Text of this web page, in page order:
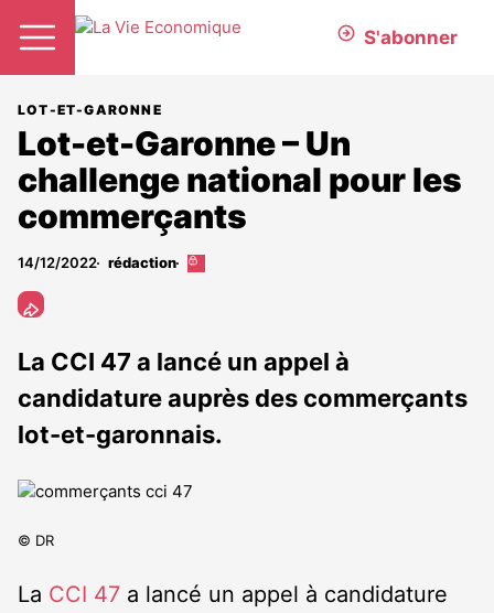
S'abonner
LOT-ET-GARONNE
Lot-et-Garonne – Un
challenge national pour les
commerçants
14/12/2022 rédaction
Cet
abonnés
La CCI 47 a lancé un appel à
candidature auprès des commerçants
lot-et-garonnais.
© DR
La CCI 47 a lancé un appel à candidature